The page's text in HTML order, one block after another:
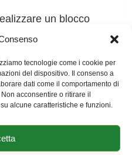
tecnologie come i cookie per
del dispositivo. Il consenso a
dati come il comportamento di
acconsentire o ritirare il
alcune caratteristiche e funzioni.
un blocco
e poi “elimini” il solaio.
grande quanto il